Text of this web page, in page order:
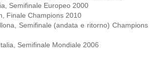
Semifinale Europeo 2000
Finale Champions 2010
Semifinale (andata e ritorno) Champions
Semifinale Mondiale 2006